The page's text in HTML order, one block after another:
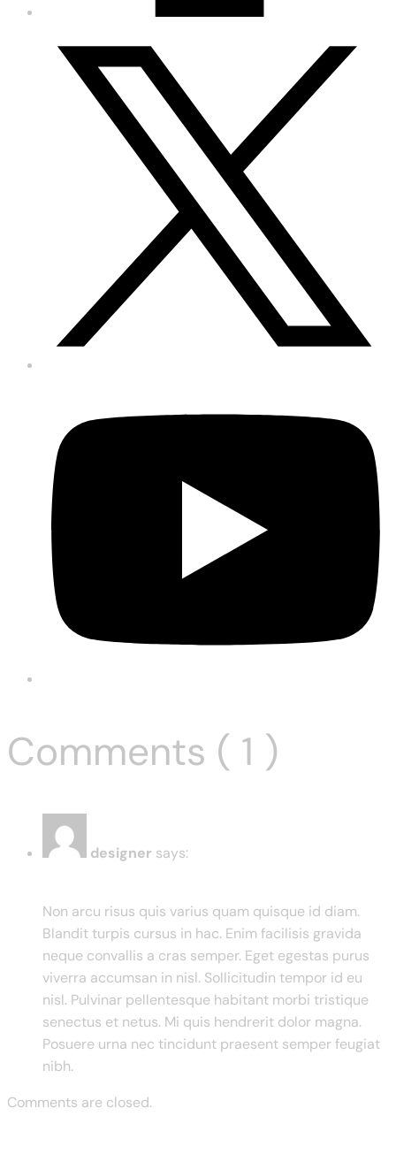
Comments ( 1 )
designer says:
Non arcu risus quis varius quam quisque id diam.
Blandit turpis cursus in hac. Enim facilisis gravida
neque convallis a cras semper. Eget egestas purus
viverra accumsan in nisl. Sollicitudin tempor id eu
nisl. Pulvinar pellentesque habitant morbi tristique
senectus et netus. Mi quis hendrerit dolor magna.
Posuere urna nec tincidunt praesent semper feugiat
nibh.
Comments are closed.